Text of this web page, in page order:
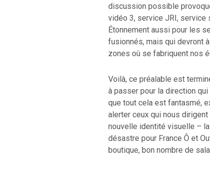
discussion possible
vidéo 3, service JRI, service
Étonnement aussi pour les
fusionnés, mais qui devront
zones où se fabriquent nos
Voilà, ce préalable est
à passer pour la direction
que tout cela est fantasmé,
alerter ceux qui nous
nouvelle identité visuelle –
désastre pour France Ô et
boutique, bon nombre de